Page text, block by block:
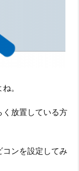
。
く放置している方
ンを設定してみ